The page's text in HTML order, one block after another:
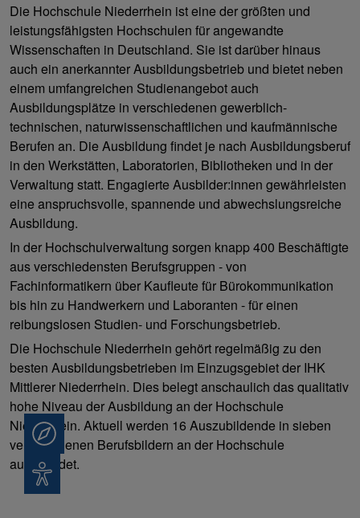
Die Hochschule Niederrhein ist eine der größten und
leistungsfähigsten Hochschulen für angewandte
Wissenschaften in Deutschland. Sie ist darüber hinaus
auch ein anerkannter Ausbildungsbetrieb und bietet neben
einem umfangreichen Studienangebot auch
Ausbildungsplätze in verschiedenen gewerblich-
technischen, naturwissenschaftlichen und kaufmännische
Berufen an. Die Ausbildung findet je nach Ausbildungsberuf
in den Werkstätten, Laboratorien, Bibliotheken und in der
Verwaltung statt. Engagierte Ausbilder:innen gewährleisten
eine anspruchsvolle, spannende und abwechslungsreiche
Ausbildung.
In der Hochschulverwaltung sorgen knapp 400 Beschäftigte
aus verschiedensten Berufsgruppen - von
Fachinformatikern über Kaufleute für Bürokommunikation
bis hin zu Handwerkern und Laboranten - für einen
reibungslosen Studien- und Forschungsbetrieb.
Die Hochschule Niederrhein gehört regelmäßig zu den
besten Ausbildungsbetrieben im Einzugsgebiet der IHK
Mittlerer Niederrhein. Dies belegt anschaulich das qualitativ
hohe Niveau der Ausbildung an der Hochschule
Niederrhein. Aktuell werden 16 Auszubildende in sieben
verschiedenen Berufsbildern an der Hochschule
ausgebildet.
Beratung
Barrierefreiheit